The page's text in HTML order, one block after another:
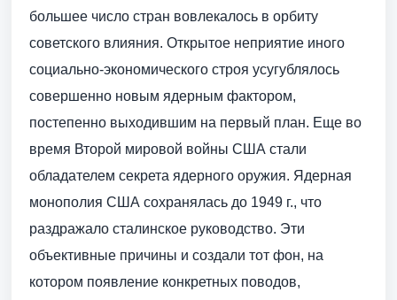
большее число стран вовлекалось в орбиту
советского влияния. Открытое неприятие иного
социально-экономического строя усугублялось
совершенно новым ядерным фактором,
постепенно выходившим на первый план. Еще во
время Второй мировой войны США стали
обладателем секрета ядерного оружия. Ядерная
монополия США сохранялась до 1949 г., что
раздражало сталинское руководство. Эти
объективные причины и создали тот фон, на
котором появление конкретных поводов,